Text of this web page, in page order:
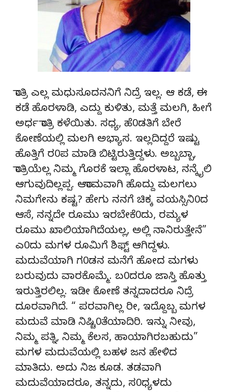
ರಾತ್ರಿ ಎಲ್ಲ ಮಧುಸೂದನನಿಗೆ ನಿದ್ರೆ ಇಲ್ಲ. ಆ ಕಡೆ, ಈ
ಕಡೆ ಹೊರಳಾಡಿ, ಎದ್ದು ಕುಳಿತು, ಮತ್ತೆ ಮಲಗಿ, ಹೀಗೆ
ಅರ್ಧ ರಾತ್ರಿ ಕಳೆಯಿತು. ಸಧ್ಯ, ಹೆ0ಡತಿಗೆ ಬೇರೆ
ಕೋಣೆಯಲ್ಲಿ ಮಲಗಿ ಅಭ್ಯಾಸ. ಇಲ್ಲದಿದ್ದರೆ ಇಷ್ಟು
ಹೊತ್ತಿಗೆ ರ0ಪ ಮಾಡಿ ಬಿಟ್ಟಿರುತ್ತಿದ್ದಳು. ಅಬ್ಬಬ್ಬಾ,
ರಾತ್ರಿಯೆಲ್ಲ ನಿಮ್ಮ ಗೊರಕೆ ಇಲ್ಲಾ ಹೊರಳಾಟ, ನನ್ಕೈಲಿ
ಆಗುವುದಿಲ್ಲಪ್ಪ. ಆರಾಮವಾಗಿ ಹೊದ್ದು ಮಲಗಲು
ನಿಮಗೇನು ಕಷ್ಟ? ಹೇಗು ನನಗೆ ಚಿಕ್ಕ ವಯಸ್ಸಿನಿ0ದ
ಆಸೆ, ನನ್ನದೇ ರೂಮು ಇರಬೇಕೆ0ದು, ರಮ್ಯಳ
ರೂಮು ಖಾಲಿಯಾಗಿದೆಯಲ್ಲ, ಅಲ್ಲಿ ನಾನಿರುತ್ತೇನೆ”
ಎ0ದು ಮಗಳ ರೂಮಿಗೆ ಶಿಫ್ಟ್ ಆಗಿದ್ದಳು.
ಮದುವೆಯಾಗಿ ಗ0ಡನ ಮನೆಗೆ ಹೋದ ಮಗಳು
ಬರುವುದು ವಾರಕೊಮ್ಮೆ. ಬ0ದರೂ ಜಾಸ್ತಿ ಹೊತ್ತು
ಇರುತ್ತಿರಲಿಲ್ಲ. ಇಡೀ ಕೋಣೆ ತನ್ನದಾದರೂ ನಿದ್ರೆ
ದೂರವಾಗಿದೆ. “ ಪರವಾಗಿಲ್ಲ ರೀ, ಇದ್ದೊಬ್ಬ ಮಗಳ
ಮದುವೆ ಮಾಡಿ ನಿಷ್ಚಿ0ತೆಯಾದಿರಿ. ಇನ್ನು ನೀವು,
ನಿಮ್ಮ ಪತ್ನಿ, ನಿಮ್ಮ ಕೆಲಸ, ಹಾಯಾಗಿರಬಹುದು”
ಮಗಳ ಮದುವೆಯಲ್ಲಿ ಬಹಳ ಜನ ಹೇಳಿದ
ಮಾತಿದು. ಅದು ನಿಜ ಕೂಡ. ತಡವಾಗಿ
ಮದುವೆಯಾದರೂ, ತನ್ನದು, ಸ0ಧ್ಯಳದು